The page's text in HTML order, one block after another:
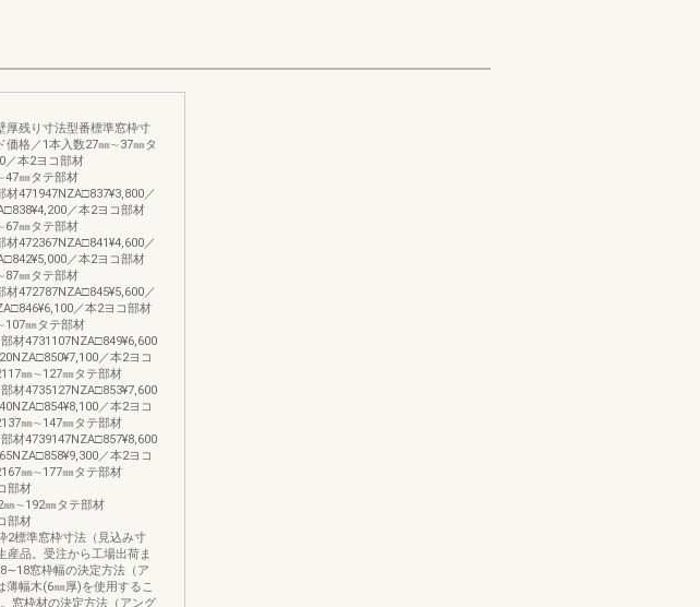
厚残り寸法型番標準窓枠寸
格／1本入数27㎜∼37㎜タ
／本2ヨコ部材
㎜タテ部材
471947NZA□837¥3,800／
／本2ヨコ部材
㎜タテ部材
472367NZA□841¥4,600／
／本2ヨコ部材
㎜タテ部材
472787NZA□845¥5,600／
／本2ヨコ部材
㎜タテ部材
材4731107NZA□849¥6,600
／本2ヨコ
㎜∼127㎜タテ部材
材4735127NZA□853¥7,600
／本2ヨコ
㎜∼147㎜タテ部材
材4739147NZA□857¥8,600
／本2ヨコ
㎜∼177㎜タテ部材
部材
㎜∼192㎜タテ部材
部材
2標準窓枠寸法（見込み寸
産品。受注から工場出荷ま
窓枠幅の決定方法（ア
薄幅木(6㎜厚)を使用するこ
窓枠材の決定方法（アング